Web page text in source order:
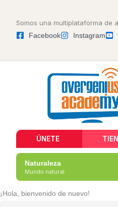
Somos una multiplataforma de
Facebook
Instagram
ÚNETE
Naturaleza
Mundo natural
¡Hola, bienvenido de nuevo!